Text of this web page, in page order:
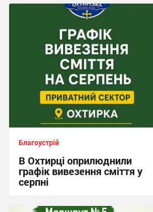
Благоустрій
В Охтирці оприлюднили
графік вивезення сміття у
серпні